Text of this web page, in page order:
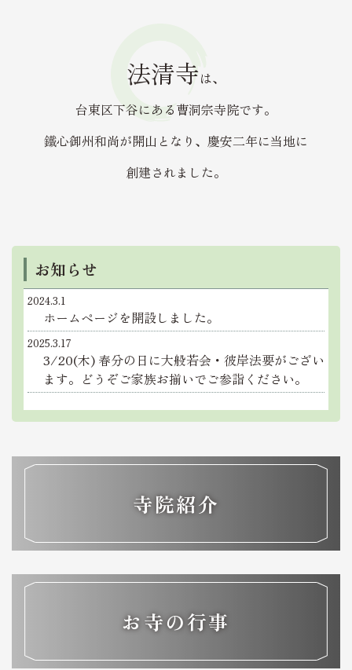
法清寺は、
台東区下谷にある曹洞宗寺院です。
鐵心御州和尚が開山となり、慶安二年に当地に
創建されました。
お知らせ
2024.3.1
ホームページを開設しました。
2025.3.17
3/20(木) 春分の日に大般若会・彼岸法要がござい
ます。どうぞご家族お揃いでご参詣ください。
寺院紹介
お寺の行事